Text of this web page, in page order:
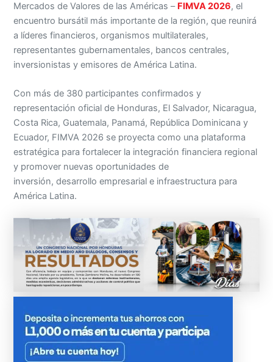
Mercados de Valores de las Américas – FIMVA 2026, el
encuentro bursátil más importante de la región, que reunirá
a líderes financieros, organismos multilaterales,
representantes gubernamentales, bancos centrales,
inversionistas y emisores de América Latina.
Con más de 380 participantes confirmados y
representación oficial de Honduras, El Salvador, Nicaragua,
Costa Rica, Guatemala, Panamá, República Dominicana y
Ecuador, FIMVA 2026 se proyecta como una plataforma
estratégica para fortalecer la integración financiera regional
y promover nuevas oportunidades de
inversión, desarrollo empresarial e infraestructura para
América Latina.